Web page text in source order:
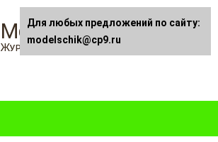
Modelschik.ru
Журнал "Модельщик"
Для любых предложений по сайту:
modelschik@cp9.ru